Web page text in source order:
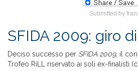
Submitted by
SFIDA 2009: giro
Deciso successo per SFIDA 2009, il
Trofeo RiLL riservato ai soli ex-finalisti